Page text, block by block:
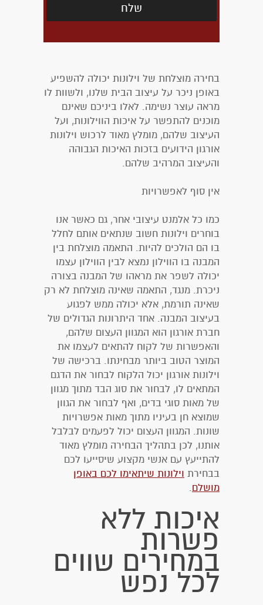
בחירה מוצלחת של וילונות יכולה להשפיע
באופן ניכר על עיצוב הבית שלנו, ולשוות לו
מראה עוצר נשימה. לאלו ביניכם שאינם
מוכנים להתפשר על איכות הווילונות, ועל
העיצוב שלהם, מומלץ מאוד לרכוש וילונות
אורגון הידועים בזכות האיכות הגבוהה
והעיצוב המרהיב שלהם.
אין סוף לאפשרויות
כמו כל אלמנט עיצובי אחר, גם כאשר אנו
בוחרים וילונות חשוב שנתאים אותם לחלל
בו הם הולכים להיות. התאמה מוצלחת בין
המבנה בו הווילון נמצא לבין הווילון עצמו
יכולה לשפר את מראהו של המבנה בצורה
ניכרת. מנגד, התאמה שאינה מוצלחת לא רק
שאינה תורמת, אלא יכולה ממש לפגוע
בעיצוב המבנה. אחד היתרונות הגדולים של
חברת אורגון הוא המגוון העצום שלהם,
והאפשרות של לקוח להתאים לעצמו את
המוצר הטוב ביותר מבחינתו. ברכישה של
וילונות אורגון יכול הלקוח לבחור את הדגם
המתאים לו, לבחור את סוג הבד מתוך מגוון
של מאות סוגי בדים, ואף לבחור את הגוון
שמוצא חן בעיניו מתוך מאות אפשרויות
שונות. המגוון העצום יכול לפעמים לבלבל
אותנו, לכן בתהליך הבחירה מומלץ מאוד
להתייעץ עם אנשי מקצוע שיסייעו לכם
בבחירת וילונות שיתאימו לכם באופן
מושלם.
איכות ללא
פשרות
במחירים שווים
לכל נפש